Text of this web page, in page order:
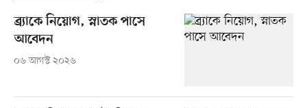
ব্র্যাকে নিয়োগ, স্নাতক পাসে
আবেদন
০৬ আগস্ট ২০২৬